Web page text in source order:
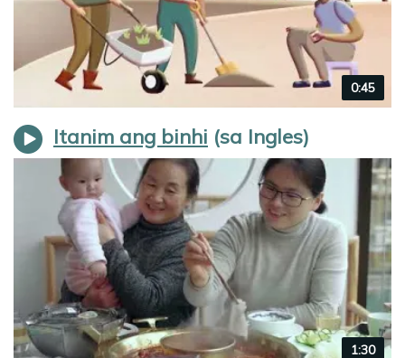
Video
duration
0:45
Itanim ang binhi
Video
1:30